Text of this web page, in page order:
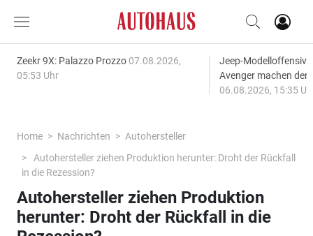
Zeekr 9X: Palazzo Prozzo 07.08.2026,
05:53 Uhr
Jeep-
Avenger machen
06.08.2026, 15:35
Home Nachrichten
Autohersteller
Autohersteller ziehen Produktion herunter: Droht der Rückfall
in die Rezession?
Autohersteller ziehen Produktion
herunter: Droht der Rückfall in die